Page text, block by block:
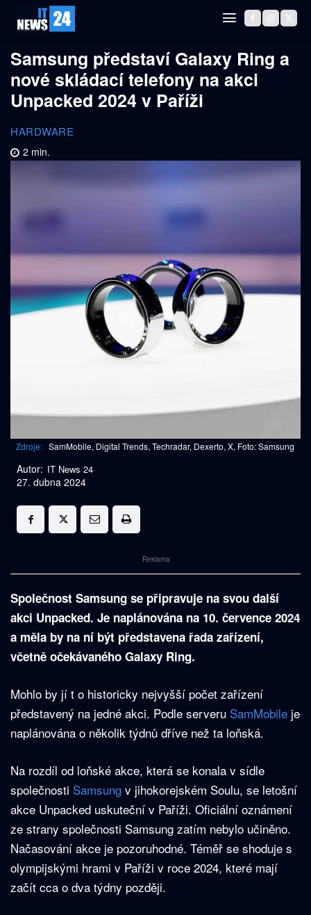
Samsung představí Galaxy Ring a
nové skládací telefony na akci
Unpacked 2024 v Paříži
HARDWARE
2 min.
Zdroje: SamMobile, Digital Trends, Techradar, Dexerto, X, Foto: Samsung
Autor: IT News 24
27. dubna 2024
Reklama
Společnost Samsung se připravuje na svou další
akci Unpacked. Je naplánována na 10. července 2024
a měla by na ní být představena řada zařízení,
včetně očekávaného Galaxy Ring.
Mohlo by jí t o historicky nejvyšší počet zařízení
představený na jedné akci. Podle serveru SamMobile je
naplánována o několik týdnů dříve než ta loňská.
Na rozdíl od loňské akce, která se konala v sídle
společnosti Samsung v jihokorejském Soulu, se letošní
akce Unpacked uskuteční v Paříži. Oficiální oznámení
ze strany společnosti Samsung zatím nebylo učiněno.
Načasování akce je pozoruhodné. Téměř se shoduje s
olympijskými hrami v Paříži v roce 2024, které mají
začít cca o dva týdny později.